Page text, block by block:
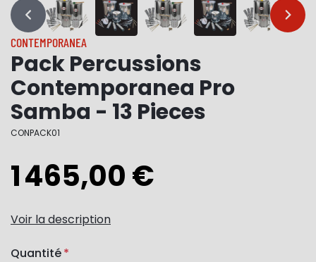
… …
CONTEMPORANEA
Pack Percussions
Contemporanea Pro
Samba - 13 Pieces
CONPACK01
1 465,00 €
Voir la description
Quantité